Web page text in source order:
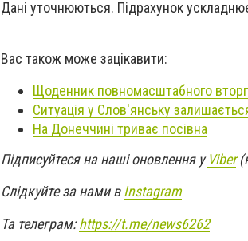
Дані уточнюються. Підрахунок
Вас також може зацікавити:
Щоденник повномасштабного
Ситуація у Слов'янську
На Донеччині триває посівна
Підписуйтеся на наші оновлення уViber
Слідкуйте за нами вInstagram
Та телеграм:https://t.me/news6262